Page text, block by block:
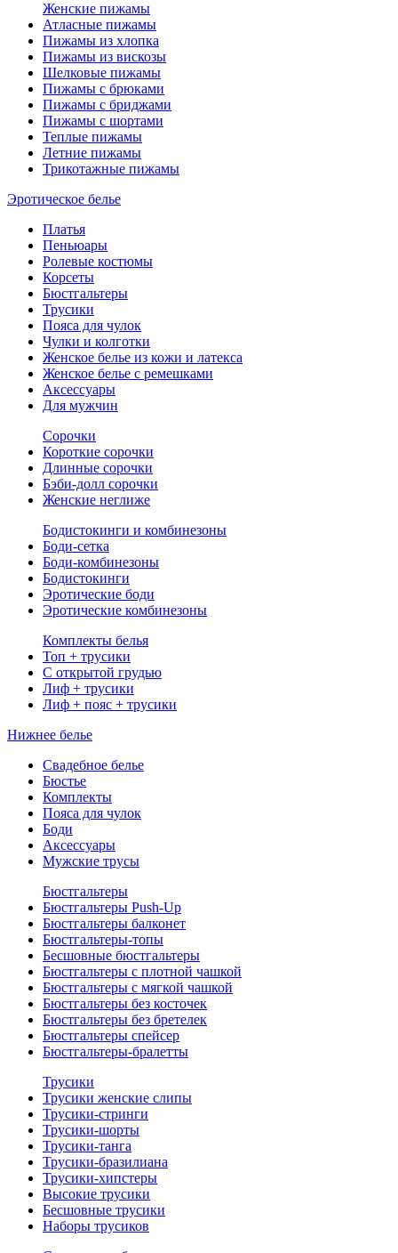
Женские пижамы
Атласные пижамы
Пижамы из хлопка
Пижамы из вискозы
Шелковые пижамы
Пижамы с брюками
Пижамы с бриджами
Пижамы с шортами
Теплые пижамы
Летние пижамы
Трикотажные пижамы
Эротическое белье
Платья
Пеньюары
Ролевые костюмы
Корсеты
Бюстгальтеры
Трусики
Пояса для чулок
Чулки и колготки
Женское белье из кожи и латекса
Женское белье с ремешками
Аксессуары
Для мужчин
Сорочки
Короткие сорочки
Длинные сорочки
Бэби-долл сорочки
Женские неглиже
Бодистокинги и комбинезоны
Боди-сетка
Боди-комбинезоны
Бодистокинги
Эротические боди
Эротические комбинезоны
Комплекты белья
Топ + трусики
С открытой грудью
Лиф + трусики
Лиф + пояс + трусики
Нижнее белье
Свадебное белье
Бюстье
Комплекты
Пояса для чулок
Боди
Аксессуары
Мужские трусы
Бюстгальтеры
Бюстгальтеры Push-Up
Бюстгальтеры балконет
Бюстгальтеры-топы
Бесшовные бюстгальтеры
Бюстгальтеры с плотной чашкой
Бюстгальтеры с мягкой чашкой
Бюстгальтеры без косточек
Бюстгальтеры без бретелек
Бюстгальтеры спейсер
Бюстгальтеры-бралетты
Трусики
Трусики женские слипы
Трусики-стринги
Трусики-шорты
Трусики-танга
Трусики-бразилиана
Трусики-хипстеры
Высокие трусики
Бесшовные трусики
Наборы трусиков